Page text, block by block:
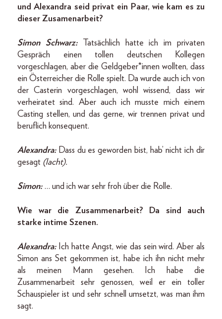
und Alexandra seid privat ein Paar, wie kam es zu
dieser Zusamenarbeit?
Simon Schwarz:
Tatsächlich hatte ich im privaten
Gespräch einen tollen deutschen Kollegen
vorgeschlagen, aber die Geldgeber*innen wollten, dass
ein Österreicher die Rolle spielt. Da wurde auch ich von
der Casterin vorgeschlagen, wohl wissend, dass wir
verheiratet sind. Aber auch ich musste mich einem
Casting stellen, und das gerne, wir trennen privat und
beruflich konsequent.
Alexandra: Dass du es geworden bist, hab’ nicht ich dir
gesagt (lacht).
Simon: … und ich war sehr froh über die Rolle.
Wie war die Zusammenarbeit? Da sind auch
starke intime Szenen.
Alexandra:Ich hatte Angst, wie das sein wird. Aber als
Simon ans Set gekommen ist, habe ich ihn nicht mehr
als meinen Mann gesehen. Ich habe die
Zusammenarbeit sehr genossen, weil er ein toller
Schauspieler ist und sehr schnell umsetzt, was man ihm
sagt.